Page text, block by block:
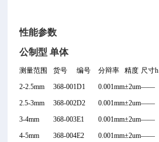
性能参数
公制型 单体
测量范围 货号 编号 分辩率 精度 尺寸h
2-2.5mm
368-001D1 0.001mm±2um——
2.5-3mm
368-002D2 0.001mm±2um——
3-4mm
368-003E1 0.001mm±2um——
4-5mm
368-004E2 0.001mm±2um——